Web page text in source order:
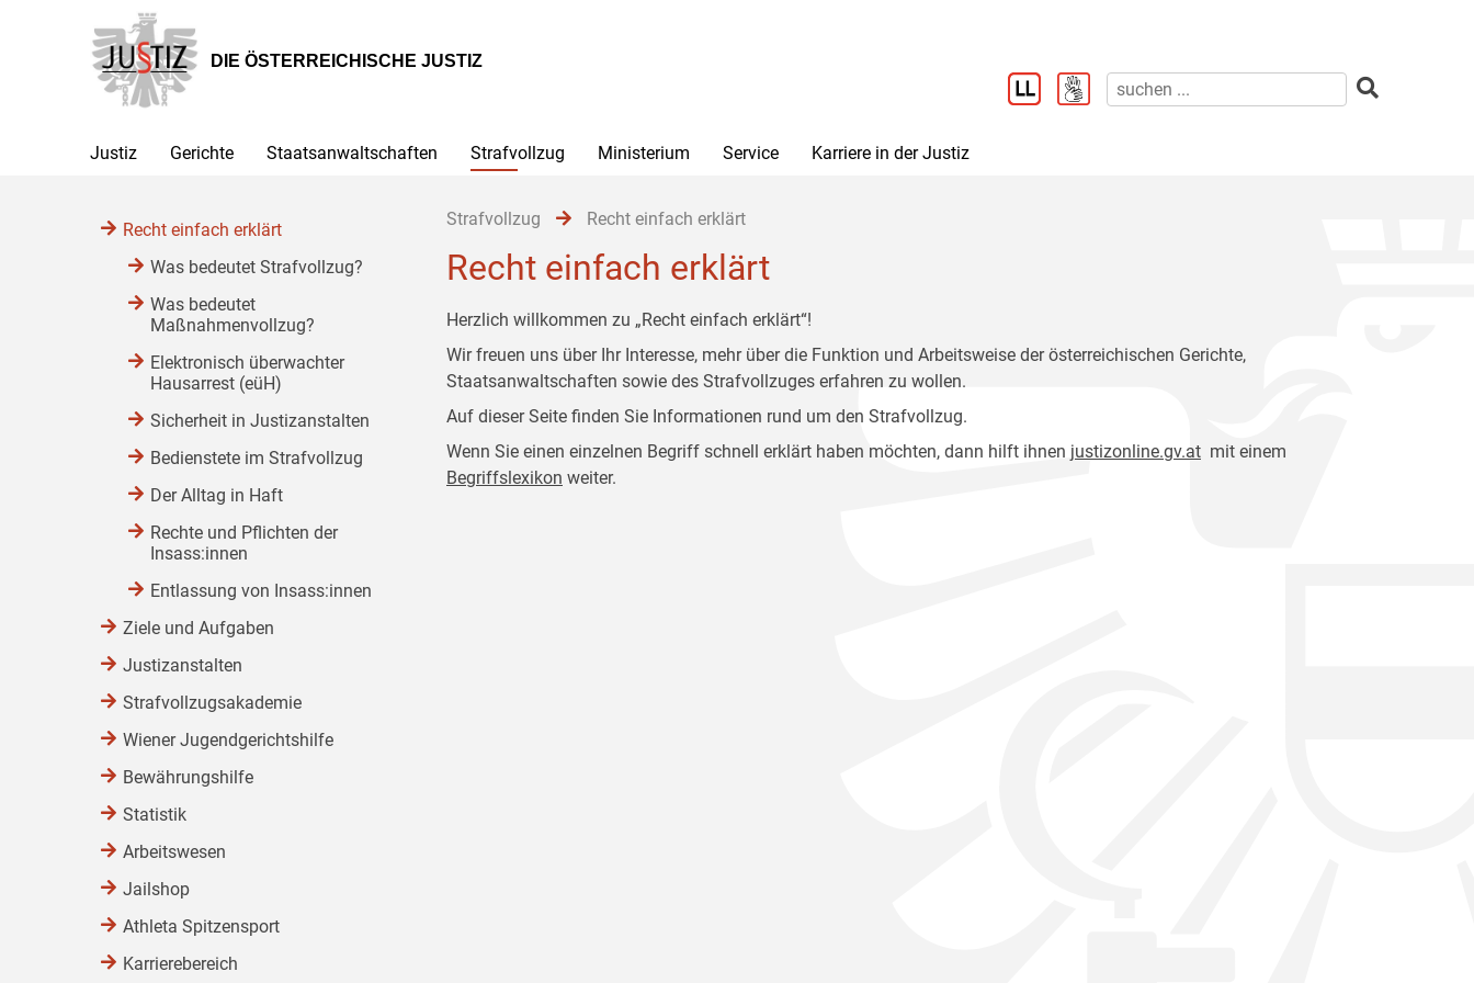
Hauptnavigation
[1]
Inhalt
[2]
Untermenü
[3]
DIE ÖSTERREICHISCHE JUSTIZ
Justiz Gerichte Staatsanwaltschaften Strafvollzug Ministerium Service Karriere in der Justiz
Strafvollzug Recht einfach erklärt
Recht einfach erklärt
Herzlich willkommen zu „Recht einfach erklärt“!
Wir freuen uns über Ihr Interesse, mehr über die Funktion und Arbeitsweise der österreichischen Gerichte,
Staatsanwaltschaften sowie des Strafvollzuges erfahren zu wollen.
Auf dieser Seite finden Sie Informationen rund um den Strafvollzug.
Wenn Sie einen einzelnen Begriff schnell erklärt haben möchten, dann hilft ihnen justizonline.gv.at mit einem
Begriffslexikon weiter.
Recht einfach erklärt
Was bedeutet Strafvollzug?
Was bedeutet
Maßnahmenvollzug?
Elektronisch überwachter
Hausarrest (eüH)
Sicherheit in Justizanstalten
Bedienstete im Strafvollzug
Der Alltag in Haft
Rechte und Pflichten der
Insass:innen
Entlassung von Insass:innen
Ziele und Aufgaben
Justizanstalten
Strafvollzugsakademie
Wiener Jugendgerichtshilfe
Bewährungshilfe
Statistik
Arbeitswesen
Jailshop
Athleta Spitzensport
Karrierebereich